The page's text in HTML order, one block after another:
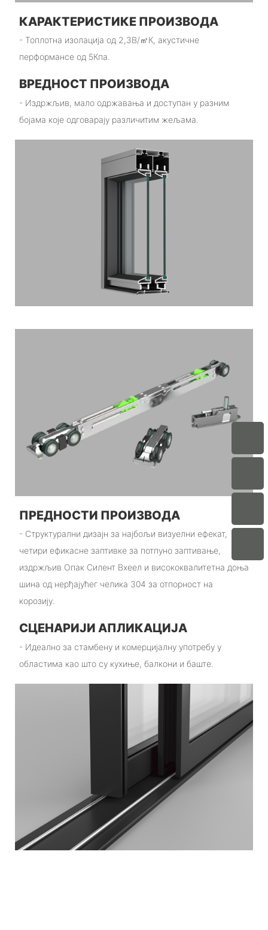
КАРАКТЕРИСТИКЕ ПРОИЗВОДА
- Топлотна изолација од 2,3В/㎡К, акустичне
перформансе од 5Кпа.
ВРЕДНОСТ ПРОИЗВОДА
- Издржљив, мало одржавања и доступан у разним
бојама које одговарају различитим жељама.
ПРЕДНОСТИ ПРОИЗВОДА
- Структурални дизајн за најбољи визуелни ефекат,
четири ефикасне заптивке за потпуно заптивање,
издржљив Опак Силент Вхеел и висококвалитетна доња
шина од нерђајућег челика 304 за отпорност на
корозију.
СЦЕНАРИЈИ АПЛИКАЦИЈА
- Идеално за стамбену и комерцијалну употребу у
областима као што су кухиње, балкони и баште.